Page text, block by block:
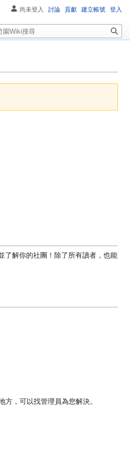
了解你的社團！除了所有讀者，也能
，可以找管理員為您解決。
尚未登入 討論 貢獻 建立帳號 登入